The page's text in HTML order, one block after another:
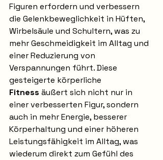
Figuren erfordern und verbessern
die Gelenkbeweglichkeit in Hüften,
Wirbelsäule und Schultern, was zu
mehr Geschmeidigkeit im Alltag und
einer Reduzierung von
Verspannungen führt. Diese
gesteigerte körperliche
Fitness äußert sich nicht nur in
einer verbesserten Figur, sondern
auch in mehr Energie, besserer
Körperhaltung und einer höheren
Leistungsfähigkeit im Alltag, was
wiederum direkt zum Gefühl des